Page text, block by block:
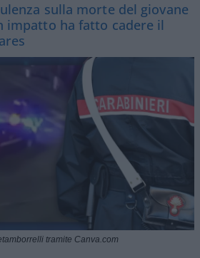
sulla morte del giovane
impatto ha fatto cadere il
tramite Canva.com